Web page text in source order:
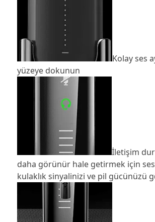
Kolay ses
yüzeye dokunun
İletişim
daha görünür hale getirmek için
kulaklık sinyalinizi ve pil gücünüzü